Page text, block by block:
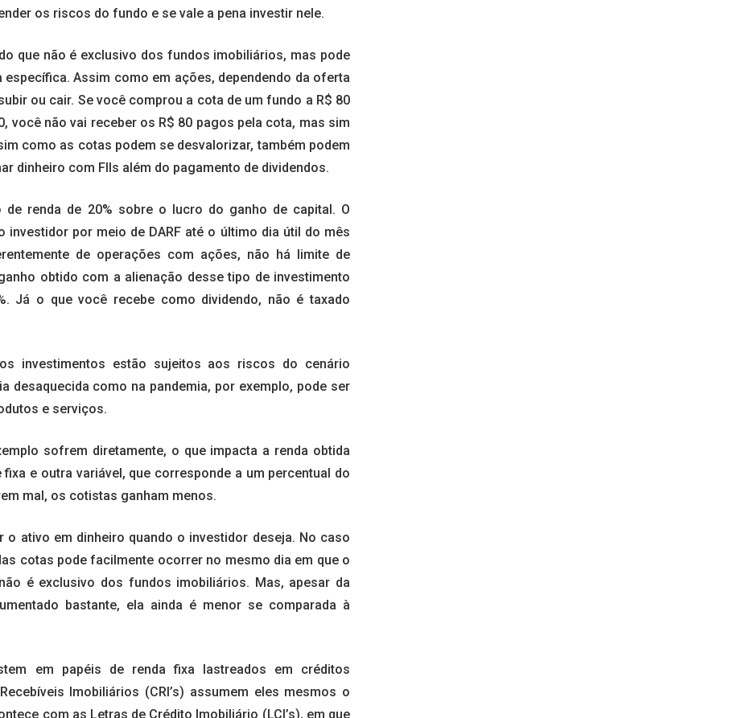
os riscos do fundo e se vale a pena investir nele.
que não é exclusivo dos fundos imobiliários, mas pode
Assim como em ações, dependendo da oferta
ou cair. Se você comprou a cota de um fundo a R$ 80
você não vai receber os R$ 80 pagos pela cota, mas sim
como as cotas podem se desvalorizar, também podem
dinheiro com FIIs além do pagamento de dividendos.
de renda de 20% sobre o lucro do ganho de capital. O
por meio de DARF até o último dia útil do mês
de operações com ações, não há limite de
obtido com a alienação desse tipo de investimento
Já o que você recebe como dividendo, não é taxado
investimentos estão sujeitos aos riscos do cenário
desaquecida como na pandemia, por exemplo, pode ser
e serviços.
sofrem diretamente, o que impacta a renda obtida
e outra variável, que corresponde a um percentual do
mal, os cotistas ganham menos.
ativo em dinheiro quando o investidor deseja. No caso
cotas pode facilmente ocorrer no mesmo dia em que o
é exclusivo dos fundos imobiliários. Mas, apesar da
bastante, ela ainda é menor se comparada à
em papéis de renda fixa lastreados em créditos
Imobiliários (CRI’s) assumem eles mesmos o
com as Letras de Crédito Imobiliário (LCI’s), em que